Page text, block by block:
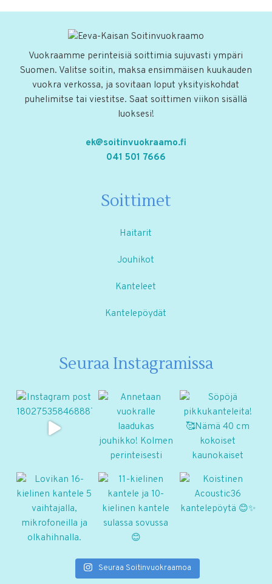
Vuokraamme perinteisiä soittimia sujuvasti ympäri
Suomen. Valitse soitin, maksa ensimmäisen kuukauden
vuokra verkossa, ja sovitaan loput yksityiskohdat
puhelimitse tai viestitse. Saat soittimen viikon sisällä
luoksesi!
ek@soitinvuokraamo.fi
041 501 7666
Soittimet
Haitarit
Jouhikot
Kanteleet
Kantelepöydät
Seuraa Instagramissa
Seuraa Soitinvuokraamoa